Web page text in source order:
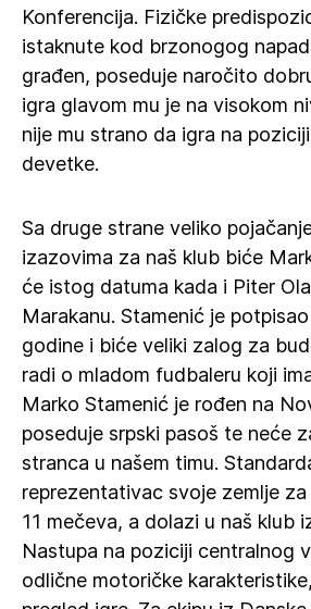
Konferencija. Fizičke
istaknute kod brzonogog
građen, poseduje naročito
igra glavom mu je na visokom
nije mu strano da igra na
devetke.
Sa druge strane veliko
izazovima za naš klub biće
će istog datuma kada i Piter
Marakanu. Stamenić je
godine i biće veliki zalog za
radi o mladom fudbaleru koji
Marko Stamenić je rođen na
poseduje srpski pasoš te neće
stranca u našem timu.
reprezentativac svoje zemlje
11 mečeva, a dolazi u naš klub
Nastupa na poziciji centralnog
odlične motoričke